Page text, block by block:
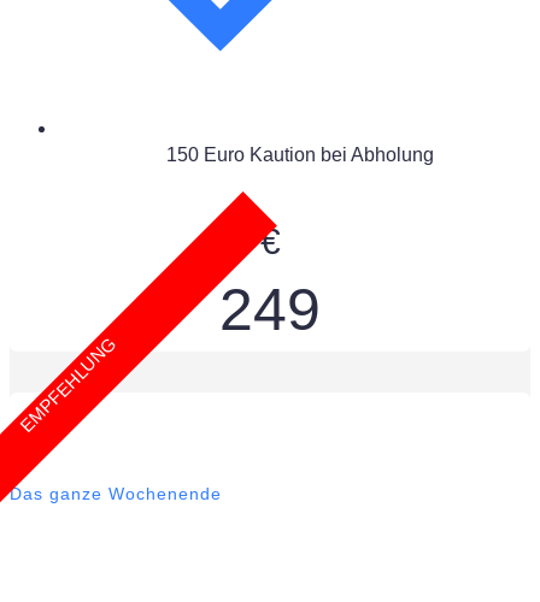
150 Euro Kaution bei Abholung
€
249
EMPFEHLUNG
Das ganze Wochenende